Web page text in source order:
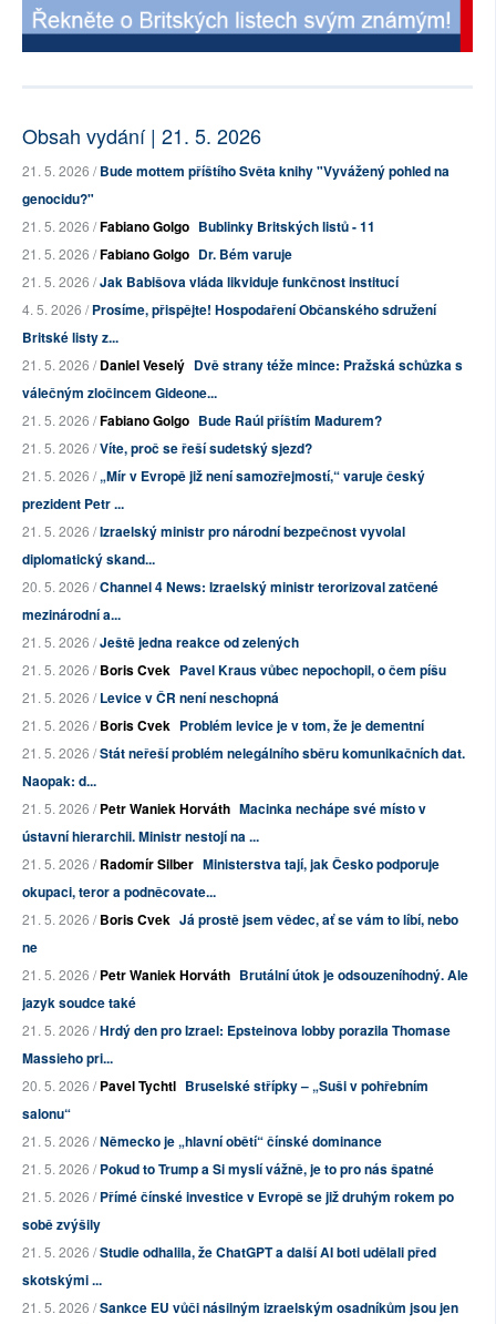
Obsah vydání | 21. 5. 2026
21. 5. 2026 /Bude mottem příštího Světa knihy "Vyvážený pohled na
genocidu?"
21. 5. 2026 /Fabiano Golgo Bublinky Britských listů - 11
21. 5. 2026 /Fabiano Golgo Dr. Bém varuje
21. 5. 2026 /Jak Babišova vláda likviduje funkčnost institucí
4. 5. 2026 /Prosíme, přispějte! Hospodaření Občanského sdružení
Britské listy z...
21. 5. 2026 /Daniel Veselý Dvě strany téže mince: Pražská schůzka s
válečným zločincem Gideone...
21. 5. 2026 /Fabiano Golgo Bude Raúl příštím Madurem?
21. 5. 2026 /Víte, proč se řeší sudetský sjezd?
21. 5. 2026 /„Mír v Evropě již není samozřejmostí,“ varuje český
prezident Petr ...
21. 5. 2026 /Izraelský ministr pro národní bezpečnost vyvolal
diplomatický skand...
20. 5. 2026 /Channel 4 News: Izraelský ministr terorizoval zatčené
mezinárodní a...
21. 5. 2026 /Ještě jedna reakce od zelených
21. 5. 2026 /Boris Cvek Pavel Kraus vůbec nepochopil, o čem píšu
21. 5. 2026 /Levice v ČR není neschopná
21. 5. 2026 /Boris Cvek Problém levice je v tom, že je dementní
21. 5. 2026 /Stát neřeší problém nelegálního sběru komunikačních dat.
Naopak: d...
21. 5. 2026 /Petr Waniek Horváth Macinka nechápe své místo v
ústavní hierarchii. Ministr nestojí na ...
21. 5. 2026 /Radomír Silber Ministerstva tají, jak Česko podporuje
okupaci, teror a podněcovate...
21. 5. 2026 /Boris Cvek Já prostě jsem vědec, ať se vám to líbí, nebo
ne
21. 5. 2026 /Petr Waniek Horváth Brutální útok je odsouzeníhodný. Ale
jazyk soudce také
21. 5. 2026 /Hrdý den pro Izrael: Epsteinova lobby porazila Thomase
Massieho pri...
20. 5. 2026 /Pavel Tychtl Bruselské střípky – „Suši v pohřebním
salonu“
21. 5. 2026 /Německo je „hlavní obětí“ čínské dominance
21. 5. 2026 /Pokud to Trump a Si myslí vážně, je to pro nás špatné
21. 5. 2026 /Přímé čínské investice v Evropě se již druhým rokem po
sobě zvýšily
21. 5. 2026 /Studie odhalila, že ChatGPT a další AI boti udělali před
skotskými ...
21. 5. 2026 /Sankce EU vůči násilným izraelským osadníkům jsou jen